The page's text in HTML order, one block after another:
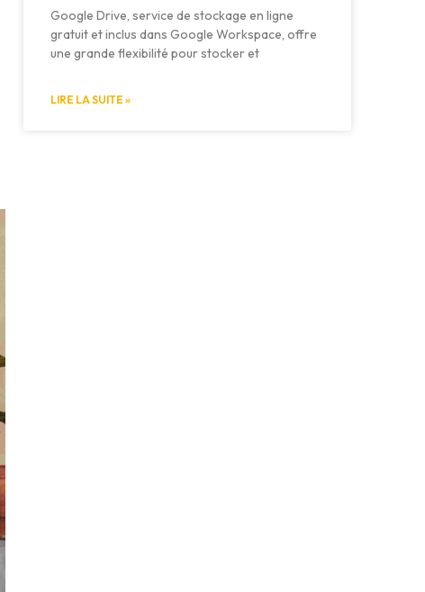
Google Drive, service de stockage en ligne
gratuit et inclus dans Google Workspace, offre
une grande flexibilité pour stocker et
LIRE LA SUITE »